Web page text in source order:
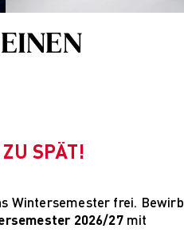
Creative Management
Studies
Vortragsreihe „Was
ist Design?
SPÄT!
Wintersemester frei. Bewirb
2026/27 mit